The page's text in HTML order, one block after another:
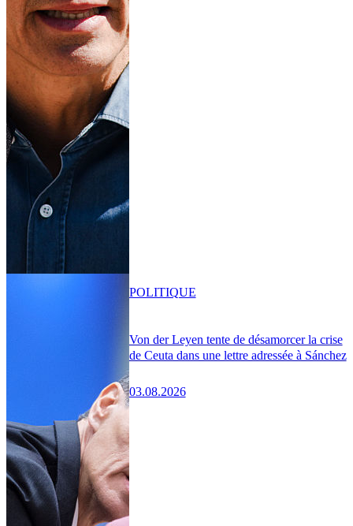
Von der Leyen tente de désamorcer la crise
de Ceuta dans une lettre adressée à Sánchez
03.08.2026
POLITIQUE